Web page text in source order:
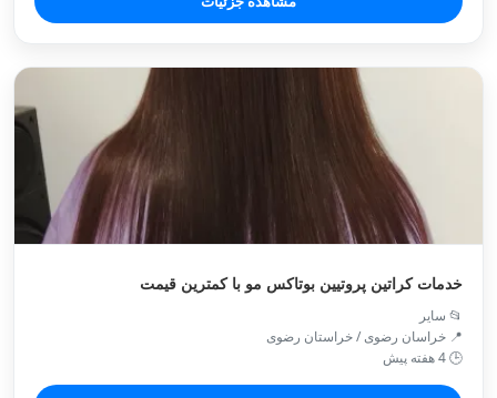
خدمات کراتین پروتیین بوتاکس مو با کمترین قیمت
📂 سایر
📍 خراسان رضوی / خراستان رضوی
🕒 4 هفته پیش